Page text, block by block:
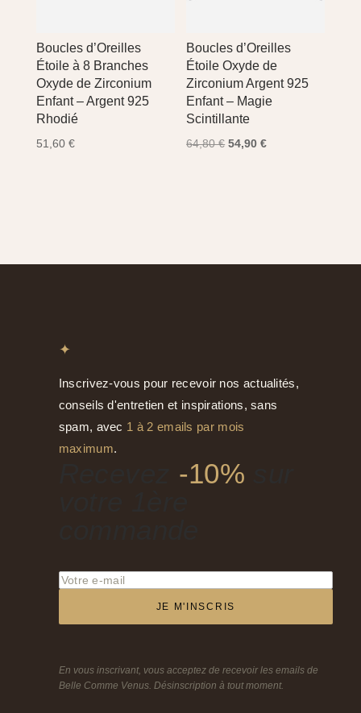
Boucles d’Oreilles
Étoile à 8 Branches
Oxyde de Zirconium
Enfant – Argent 925
Rhodié
51,60 €
Boucles d’Oreilles
Étoile Oxyde de
Zirconium Argent 925
Enfant – Magie
Scintillante
64,80€ Le
54,90€Le
✦
Inscrivez-vous pour recevoir nos actualités,
conseils d'entretien et inspirations, sans
spam, avec 1 à 2 emails par mois
maximum.
-10%
JE M'INSCRIS
En vous inscrivant, vous acceptez de recevoir les emails de
Belle Comme Venus. Désinscription à tout moment.